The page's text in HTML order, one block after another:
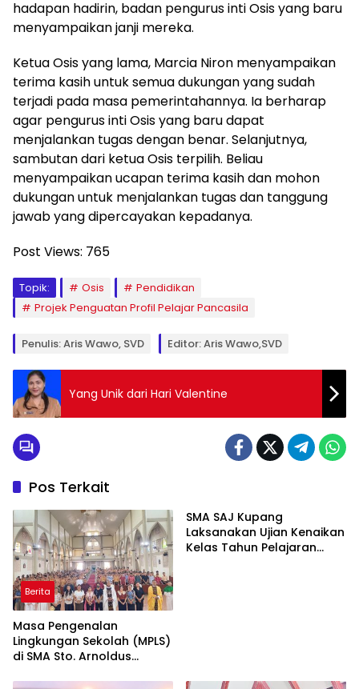
hadapan hadirin, badan pengurus inti Osis yang baru
menyampaikan janji mereka.
Ketua Osis yang lama, Marcia Niron menyampaikan
terima kasih untuk semua dukungan yang sudah
terjadi pada masa pemerintahannya. Ia berharap
agar pengurus inti Osis yang baru dapat
menjalankan tugas dengan benar. Selanjutnya,
sambutan dari ketua Osis terpilih. Beliau
menyampaikan ucapan terima kasih dan mohon
dukungan untuk menjalankan tugas dan tanggung
jawab yang dipercayakan kepadanya.
Post Views: 765
Topik: Osis
Pendidikan
Projek Penguatan Profil Pelajar Pancasila
Penulis: Aris Wawo, SVD Editor: Aris Wawo,SVD
Yang Unik dari Hari Valentine
Pos Terkait
Berita
Masa Pengenalan
Lingkungan Sekolah (MPLS)
di SMA Sto. Arnoldus
SMA SAJ Kupang
Laksanakan Ujian Kenaikan
Kelas Tahun Pelajaran